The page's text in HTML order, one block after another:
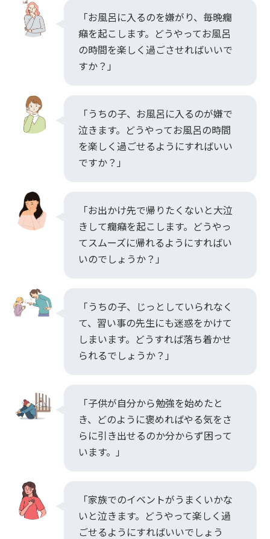
「お風呂に入るのを嫌がり、毎晩癇
癪を起こします。どうやってお風呂
の時間を楽しく過ごさせればいいで
すか？」
「うちの子、お風呂に入るのが嫌で
泣きます。どうやってお風呂の時間
を楽しく過ごせるようにすればいい
ですか？」
「お出かけ先で帰りたくないと大泣
きして癇癪を起こします。どうやっ
てスムーズに帰れるようにすればい
いのでしょうか？」
「うちの子、じっとしていられなく
て、習い事の先生にも迷惑をかけて
しまいます。どうすれば落ち着かせ
られるでしょうか？」
「子供が自分から勉強を始めたと
き、どのように褒めればやる気をさ
らに引き出せるのか分からず困って
います。」
「家族でのイベントがうまくいかな
いと泣きます。どうやって楽しく過
ごせるようにすればいいでしょう